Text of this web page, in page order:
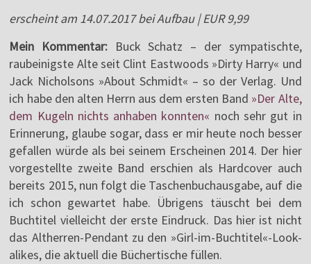
erscheint am 14.07.2017 bei Aufbau | EUR 9,99
Mein Kommentar: Buck Schatz – der sympatischte,
raubeinigste Alte seit Clint Eastwoods »Dirty Harry« und
Jack Nicholsons »About Schmidt« – so der Verlag. Und
ich habe den alten Herrn aus dem ersten Band »Der Alte,
dem Kugeln nichts anhaben konnten« noch sehr gut in
Erinnerung, glaube sogar, dass er mir heute noch besser
gefallen würde als bei seinem Erscheinen 2014. Der hier
vorgestellte zweite Band erschien als Hardcover auch
bereits 2015, nun folgt die Taschenbuchausgabe, auf die
ich schon gewartet habe. Übrigens täuscht bei dem
Buchtitel vielleicht der erste Eindruck. Das hier ist nicht
das Altherren-Pendant zu den »Girl-im-Buchtitel«-Look-
alikes, die aktuell die Büchertische füllen.